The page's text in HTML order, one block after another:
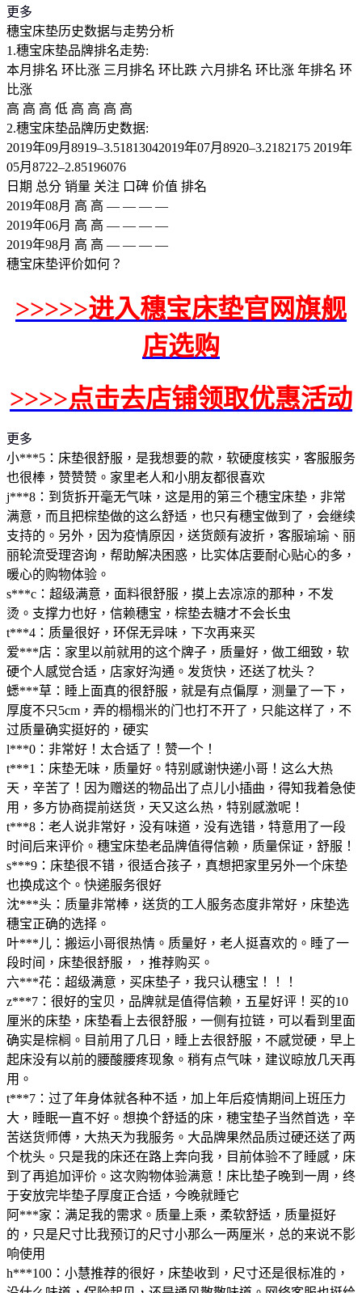
更多
穗宝床垫历史数据与走势分析
1.穗宝床垫品牌排名走势:
本月排名 环比涨 三月排名 环比跌 六月排名 环比涨 年排名 环
比涨
高 高 高 低 高 高 高 高
2.穗宝床垫品牌历史数据:
2019年09月8919–3.51813042019年07月8920–3.2182175 2019年
05月8722–2.85196076
日期 总分 销量 关注 口碑 价值 排名
2019年08月 高 高 — — — —
2019年06月 高 高 — — — —
2019年98月 高 高 — — — —
穗宝床垫评价如何？
>>>>>进入穗宝床垫官网旗舰
店选购
>>>>点击去店铺领取优惠活动
更多
小***5：床垫很舒服，是我想要的款，软硬度核实，客服服务
也很棒，赞赞赞。家里老人和小朋友都很喜欢
j***8：到货拆开毫无气味，这是用的第三个穗宝床垫，非常
满意，而且把棕垫做的这么舒适，也只有穗宝做到了，会继续
支持的。另外，因为疫情原因，送货颇有波折，客服瑜瑜、丽
丽轮流受理咨询，帮助解决困惑，比实体店要耐心贴心的多，
暖心的购物体验。
s***c：超级满意，面料很舒服，摸上去凉凉的那种，不发
烫。支撑力也好，信赖穗宝，棕垫去糖才不会长虫
t***4：质量很好，环保无异味，下次再来买
爱***店：家里以前就用的这个牌子，质量好，做工细致，软
硬个人感觉合适，店家好沟通。发货快，还送了枕头？
蟋***草：睡上面真的很舒服，就是有点偏厚，测量了一下，
厚度不只5cm，弄的榻榻米的门也打不开了，只能这样了，不
过质量确实挺好的，硬实
l***0：非常好！太合适了！赞一个！
t***1：床垫无味，质量好。特别感谢快递小哥！这么大热
天，辛苦了！因为赠送的物品出了点儿小插曲，得知我着急使
用，多方协商提前送货，天又这么热，特别感激呢！
t***8：老人说非常好，没有味道，没有选错，特意用了一段
时间后来评价。穗宝床垫老品牌值得信赖，质量保证，舒服！
s***9：床垫很不错，很适合孩子，真想把家里另外一个床垫
也换成这个。快递服务很好
沈***头：质量非常棒，送货的工人服务态度非常好，床垫选
穗宝正确的选择。
叶***儿：搬运小哥很热情。质量好，老人挺喜欢的。睡了一
段时间，床垫很舒服，，推荐购买。
六***花：超级满意，买床垫子，我只认穗宝！！！
z***7：很好的宝贝，品牌就是值得信赖，五星好评！买的10
厘米的床垫，床垫看上去很舒服，一侧有拉链，可以看到里面
确实是棕榈。目前用了几日，睡上去很舒服，不感觉硬，早上
起床没有以前的腰酸腰疼现象。稍有点气味，建议晾放几天再
用。
t***7：过了年身体就各种不适，加上年后疫情期间上班压力
大，睡眠一直不好。想换个舒适的床，穂宝垫子当然首选，辛
苦送货师傅，大热天为我服务。大品牌果然品质过硬还送了两
个枕头。只是我的床还在路上奔向我，目前体验不了睡感，床
到了再追加评价。这次购物体验满意！床比垫子晚到一周，终
于安放完毕垫子厚度正合适，今晚就睡它
阿***家：满足我的需求。质量上乘，柔软舒适，质量挺好
的，只是尺寸比我预订的尺寸小那么一两厘米，总的来说不影
响使用
h***100：小慧推荐的很好，床垫收到，尺寸还是很标准的，